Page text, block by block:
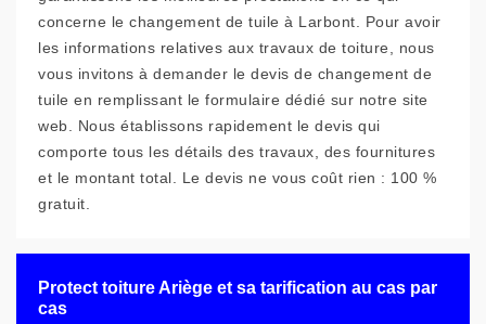
concerne le changement de tuile à Larbont. Pour avoir
les informations relatives aux travaux de toiture, nous
vous invitons à demander le devis de changement de
tuile en remplissant le formulaire dédié sur notre site
web. Nous établissons rapidement le devis qui
comporte tous les détails des travaux, des fournitures
et le montant total. Le devis ne vous coût rien : 100 %
gratuit.
Protect toiture Ariège et sa tarification au cas par
cas